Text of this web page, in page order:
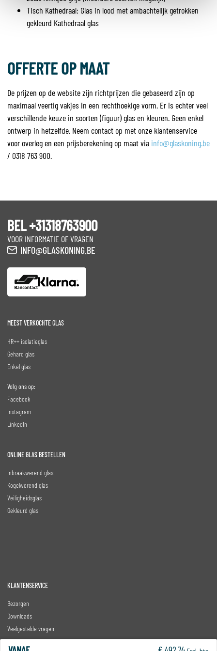
Tisch Kathedraal: Glas in lood met ambachtelijk getrokken
gekleurd Kathedraal glas
OFFERTE OP MAAT
De prijzen op de website zijn richtprijzen die gebaseerd zijn op
maximaal veertig vakjes in een rechthoekige vorm. Er is echter veel
verschillende keuze in soorten (figuur) glas en kleuren. Geen enkel
ontwerp in hetzelfde. Neem contact op met onze klantenservice
voor overleg en een prijsberekening op maat via info@glaskoning.be
/ 0318 763 900.
BEL +31318763900
VOOR INFORMATIE OF VRAGEN
INFO@GLASKONING.BE
MEEST VERKOCHTE GLAS
HR++ isolatieglas
Gehard glas
Enkel glas
Volg ons op:
Facebook
Instagram
LinkedIn
ONLINE GLAS BESTELLEN
Inbraakwerend glas
Kogelwerend glas
Veiligheidsglas
Gekleurd glas
KLANTENSERVICE
Bezorgen
Downloads
Veelgestelde vragen
Algemene voorwaarden